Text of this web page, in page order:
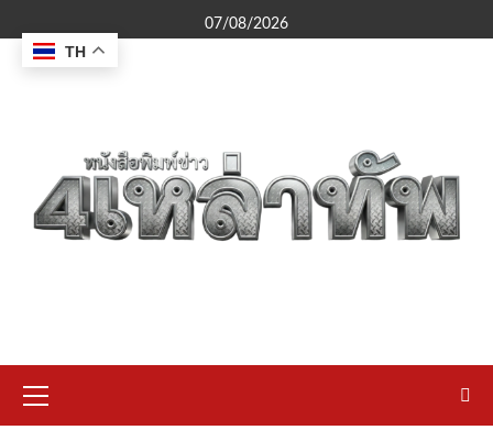
to
content
07/08/2026
Menu
TH